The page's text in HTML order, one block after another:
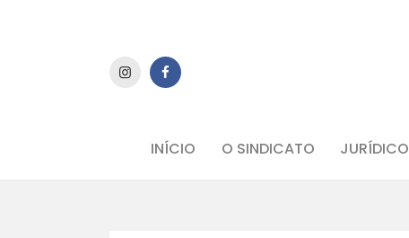
INÍCIO O SINDICATO JURÍDICO